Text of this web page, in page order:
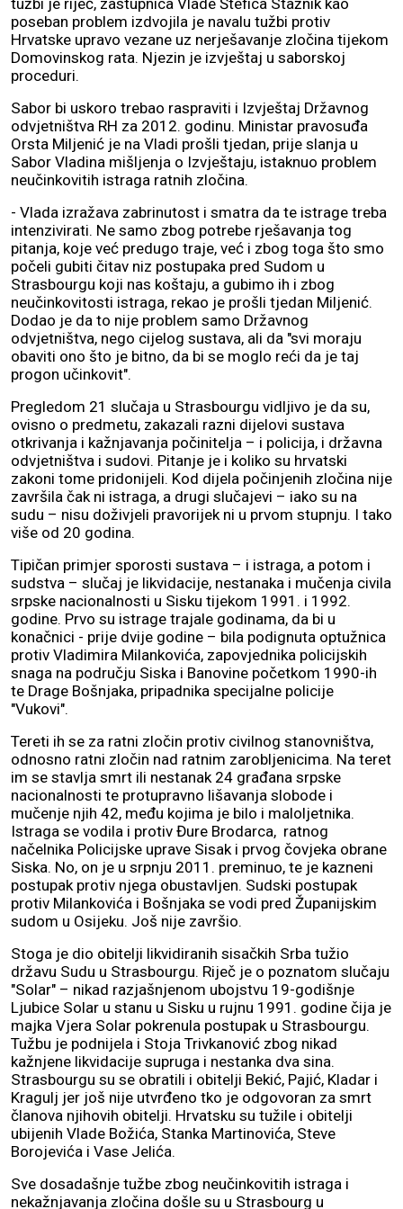
tužbi je riječ, zastupnica Vlade Štefica Stažnik kao
poseban problem izdvojila je navalu tužbi protiv
Hrvatske upravo vezane uz nerješavanje zločina tijekom
Domovinskog rata. Njezin je izvještaj u saborskoj
proceduri.
Sabor bi uskoro trebao raspraviti i Izvještaj Državnog
odvjetništva RH za 2012. godinu. Ministar pravosuđa
Orsta Miljenić je na Vladi prošli tjedan, prije slanja u
Sabor Vladina mišljenja o Izvještaju, istaknuo problem
neučinkovitih istraga ratnih zločina.
- Vlada izražava zabrinutost i smatra da te istrage treba
intenzivirati. Ne samo zbog potrebe rješavanja tog
pitanja, koje već predugo traje, već i zbog toga što smo
počeli gubiti čitav niz postupaka pred Sudom u
Strasbourgu koji nas koštaju, a gubimo ih i zbog
neučinkovitosti istraga, rekao je prošli tjedan Miljenić.
Dodao je da to nije problem samo Državnog
odvjetništva, nego cijelog sustava, ali da "svi moraju
obaviti ono što je bitno, da bi se moglo reći da je taj
progon učinkovit".
Pregledom 21 slučaja u Strasbourgu vidljivo je da su,
ovisno o predmetu, zakazali razni dijelovi sustava
otkrivanja i kažnjavanja počinitelja – i policija, i državna
odvjetništva i sudovi. Pitanje je i koliko su hrvatski
zakoni tome pridonijeli. Kod dijela počinjenih zločina nije
završila čak ni istraga, a drugi slučajevi – iako su na
sudu – nisu doživjeli pravorijek ni u prvom stupnju. I tako
više od 20 godina.
Tipičan primjer sporosti sustava – i istraga, a potom i
sudstva – slučaj je likvidacije, nestanaka i mučenja civila
srpske nacionalnosti u Sisku tijekom 1991. i 1992.
godine. Prvo su istrage trajale godinama, da bi u
konačnici - prije dvije godine – bila podignuta optužnica
protiv Vladimira Milankovića, zapovjednika policijskih
snaga na području Siska i Banovine početkom 1990-ih
te Drage Bošnjaka, pripadnika specijalne policije
"Vukovi".
Tereti ih se za ratni zločin protiv civilnog stanovništva,
odnosno ratni zločin nad ratnim zarobljenicima. Na teret
im se stavlja smrt ili nestanak 24 građana srpske
nacionalnosti te protupravno lišavanja slobode i
mučenje njih 42, među kojima je bilo i maloljetnika.
Istraga se vodila i protiv Đure Brodarca, ratnog
načelnika Policijske uprave Sisak i prvog čovjeka obrane
Siska. No, on je u srpnju 2011. preminuo, te je kazneni
postupak protiv njega obustavljen. Sudski postupak
protiv Milankovića i Bošnjaka se vodi pred Županijskim
sudom u Osijeku. Još nije završio.
Stoga je dio obitelji likvidiranih sisačkih Srba tužio
državu Sudu u Strasbourgu. Riječ je o poznatom slučaju
"Solar" – nikad razjašnjenom ubojstvu 19-godišnje
Ljubice Solar u stanu u Sisku u rujnu 1991. godine čija je
majka Vjera Solar pokrenula postupak u Strasbourgu.
Tužbu je podnijela i Stoja Trivkanović zbog nikad
kažnjene likvidacije supruga i nestanka dva sina.
Strasbourgu su se obratili i obitelji Bekić, Pajić, Kladar i
Kragulj jer još nije utvrđeno tko je odgovoran za smrt
članova njihovih obitelji. Hrvatsku su tužile i obitelji
ubijenih Vlade Božića, Stanka Martinovića, Steve
Borojevića i Vase Jelića.
Sve dosadašnje tužbe zbog neučinkovitih istraga i
nekažnjavanja zločina došle su u Strasbourg u